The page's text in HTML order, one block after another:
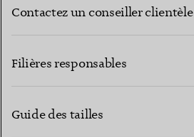
Contactez un conseiller clientèle
Filières responsables
Guide des tailles